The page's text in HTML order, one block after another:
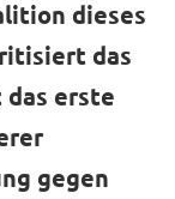
dieses
das
das erste
gegen